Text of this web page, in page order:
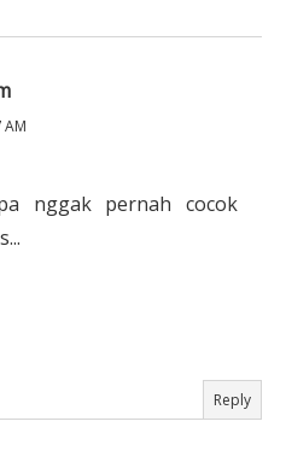
AM
nggak pernah cocok
Reply